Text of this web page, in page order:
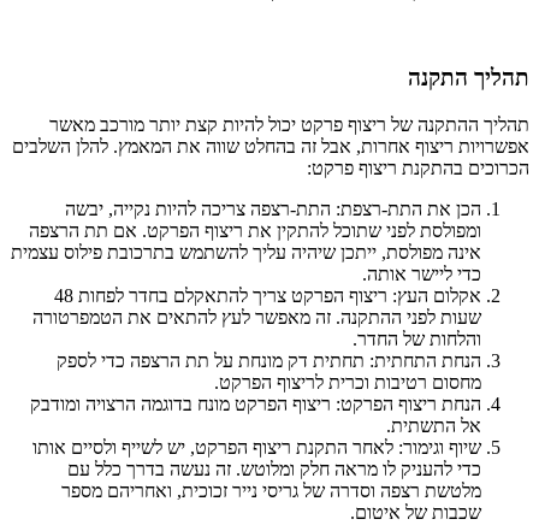
תהליך התקנה
תהליך ההתקנה של ריצוף פרקט יכול להיות קצת יותר מורכב מאשר
אפשרויות ריצוף אחרות, אבל זה בהחלט שווה את המאמץ. להלן השלבים
הכרוכים בהתקנת ריצוף פרקט:
הכן את התת-רצפת: התת-רצפה צריכה להיות נקייה, יבשה
ומפולסת לפני שתוכל להתקין את ריצוף הפרקט. אם תת הרצפה
אינה מפולסת, ייתכן שיהיה עליך להשתמש בתרכובת פילוס עצמית
כדי ליישר אותה.
אקלום העץ: ריצוף הפרקט צריך להתאקלם בחדר לפחות 48
שעות לפני ההתקנה. זה מאפשר לעץ להתאים את הטמפרטורה
והלחות של החדר.
הנחת התחתית: תחתית דק מונחת על תת הרצפה כדי לספק
מחסום רטיבות וכרית לריצוף הפרקט.
הנחת ריצוף הפרקט: ריצוף הפרקט מונח בדוגמה הרצויה ומודבק
אל התשתית.
שיוף וגימור: לאחר התקנת ריצוף הפרקט, יש לשייף ולסיים אותו
כדי להעניק לו מראה חלק ומלוטש. זה נעשה בדרך כלל עם
מלטשת רצפה וסדרה של גריסי נייר זכוכית, ואחריהם מספר
שכבות של איטום.